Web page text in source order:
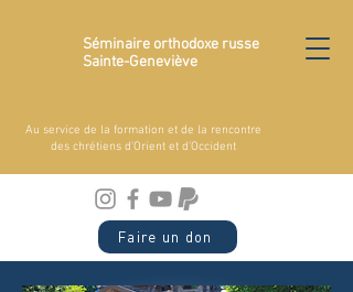
Séminaire orthodoxe russe
Sainte-Geneviève
Au service de la formation et de la rencontre
des chrétiens d'Orient et d'Occident
Faire un don